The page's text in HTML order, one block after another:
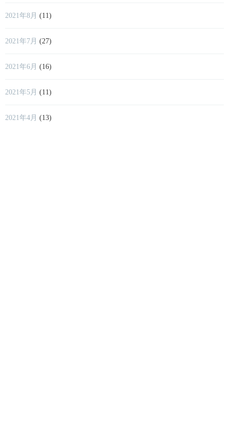
2021年8月 (11)
2021年7月 (27)
2021年6月 (16)
2021年5月 (11)
2021年4月 (13)